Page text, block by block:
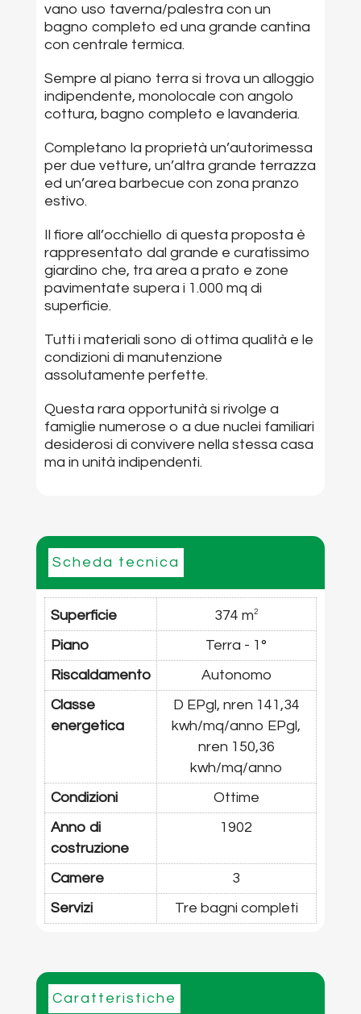
vano uso taverna/palestra con un
bagno completo ed una grande cantina
con centrale termica.
Sempre al piano terra si trova un alloggio
indipendente, monolocale con angolo
cottura, bagno completo e lavanderia.
Completano la proprietà un’autorimessa
per due vetture, un’altra grande terrazza
ed un’area barbecue con zona pranzo
estivo.
Il fiore all’occhiello di questa proposta è
rappresentato dal grande e curatissimo
giardino che, tra area a prato e zone
pavimentate supera i 1.000 mq di
superficie.
Tutti i materiali sono di ottima qualità e le
condizioni di manutenzione
assolutamente perfette.
Questa rara opportunità si rivolge a
famiglie numerose o a due nuclei familiari
desiderosi di convivere nella stessa casa
ma in unità indipendenti.
Scheda tecnica
Superficie 374 m2
Piano
Terra - 1°
Riscaldamento
Autonomo
Classe
energetica
D EPgl, nren 141,34
kwh/mq/anno EPgl,
nren 150,36
kwh/mq/anno
Condizioni
Ottime
Anno di
costruzione
1902
Camere
3
Servizi
Tre bagni completi
Caratteristiche